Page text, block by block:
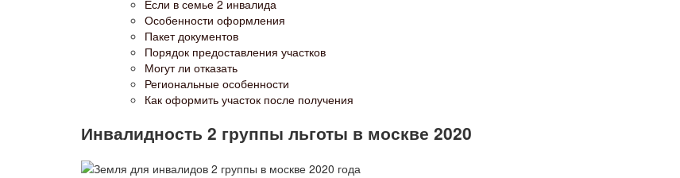
Если в семье 2 инвалида
Особенности оформления
Пакет документов
Порядок предоставления участков
Могут ли отказать
Региональные особенности
Как оформить участок после получения
Инвалидность 2 группы льготы в москве 2020